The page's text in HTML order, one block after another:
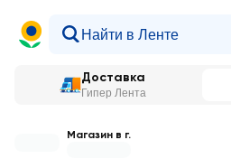
Доставка
Гипер Лента
Магазин в г.